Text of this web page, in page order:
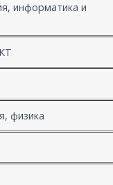
информатика и
физика